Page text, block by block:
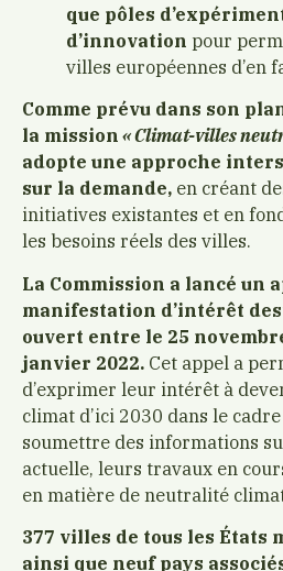
que pôles
d’innovation pour
villes européennes d’en
Comme prévu dans son
la mission« Climat-villes
adopte une approche
sur la demande, en créant
initiatives existantes et en
les besoins réels des villes.
La Commission a lancé un
manifestation d’intérêt
ouvert entre le 25
janvier 2022. Cet appel a
d’exprimer leur intérêt à
climat d’ici 2030 dans le
soumettre des informations
actuelle, leurs travaux en
en matière de neutralité
377 villes de tous les États
ainsi que neuf pays